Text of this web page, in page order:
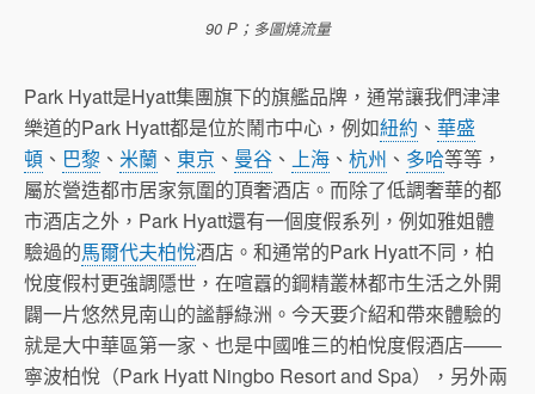
90 P；多圖燒流量
Park Hyatt是Hyatt集團旗下的旗艦品牌，通常讓我們津津
樂道的Park Hyatt都是位於鬧市中心，例如紐約 、 華盛
頓 、 巴黎 、 米蘭 、 東京 、 曼谷 、 上海 、 杭州 、 多哈等等，
屬於營造都市居家氛圍的頂奢酒店。而除了低調奢華的都
市酒店之外，Park Hyatt還有一個度假系列，例如雅姐體
驗過的馬爾代夫柏悅酒店。和通常的Park Hyatt不同，柏
悅度假村更強調隱世，在喧囂的鋼精叢林都市生活之外開
闢一片悠然見南山的謐靜綠洲。今天要介紹和帶來體驗的
就是大中華區第一家、也是中國唯三的柏悅度假酒店——
寧波柏悅（Park Hyatt Ningbo Resort and Spa），另外兩